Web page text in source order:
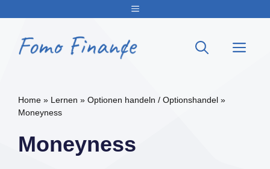
springen
Menu
Home » Lernen » Optionen handeln / Optionshandel »
Moneyness
Moneyness